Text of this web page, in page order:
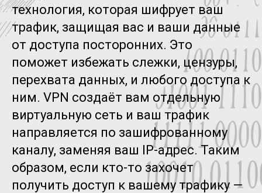
технология, которая шифрует ваш
трафик, защищая вас и ваши данные
от доступа посторонних. Это
поможет избежать слежки, цензуры,
перехвата данных, и любого доступа к
ним. VPN создаёт вам отдельную
виртуальную сеть и ваш трафик
направляется по зашифрованному
каналу, заменяя ваш IP-адрес. Таким
образом, если кто-то захочет
получить доступ к вашему трафику —